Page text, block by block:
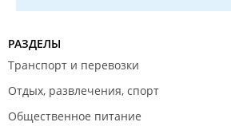
РАЗДЕЛЫ
Транспорт и перевозки
Отдых, развлечения, спорт
Общественное питание